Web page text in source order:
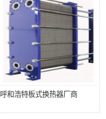
呼和浩特板式换热器厂商